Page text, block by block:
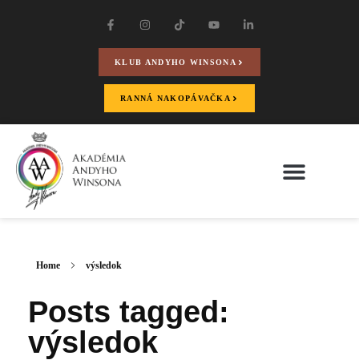
KLUB ANDYHO WINSONA
RANNÁ NAKOPÁVAČKA
Home výsledok
Posts tagged:
výsledok